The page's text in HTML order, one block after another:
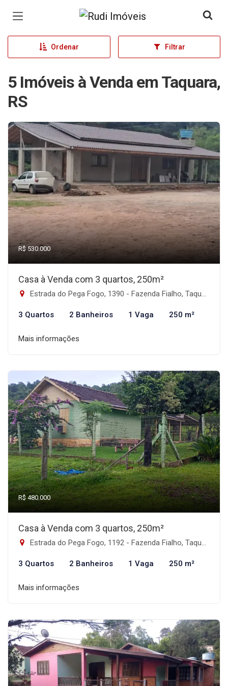
Página inicial
Ordenar Filtrar
5 Imóveis à Venda em Taquara,
RS
R$ 530.000
Casa à Venda com 3 quartos, 250m²
Estrada do Pega Fogo, 1390 - Fazenda Fialho, Taquara-RS
3 Quartos 2 Banheiros 1 Vaga 250 m²
Mais informações
R$ 480.000
Casa à Venda com 3 quartos, 250m²
Estrada do Pega Fogo, 1192 - Fazenda Fialho, Taquara-RS
3 Quartos 2 Banheiros 1 Vaga 250 m²
Mais informações